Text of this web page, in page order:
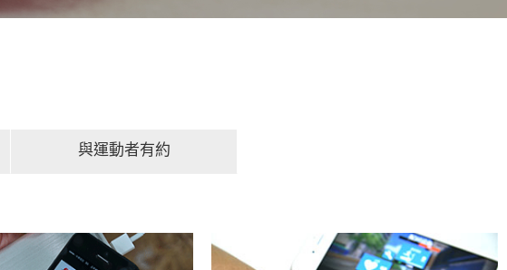
與運動者有約